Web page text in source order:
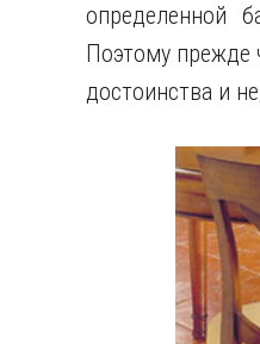
определенной
Поэтому прежде
достоинства и